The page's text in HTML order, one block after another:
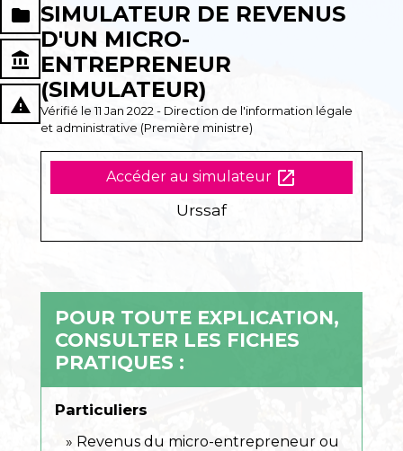
folder
account_balance
report_problem
SIMULATEUR DE REVENUS
D'UN MICRO-
ENTREPRENEUR
(SIMULATEUR)
Vérifié le 11 Jan 2022 - Direction de l'information légale
et administrative (Première ministre)
Accéder au simulateur open_in_new
Urssaf
POUR TOUTE EXPLICATION,
CONSULTER LES FICHES
PRATIQUES :
Particuliers
Revenus du micro-entrepreneur ou